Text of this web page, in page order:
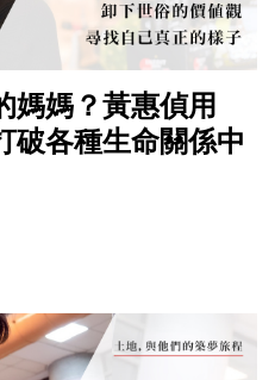
媽媽？黃惠偵用
破各種生命關係中